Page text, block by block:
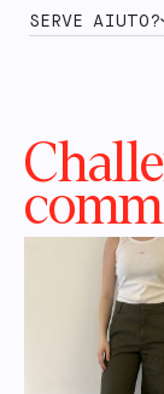
SERVE AIUTO?